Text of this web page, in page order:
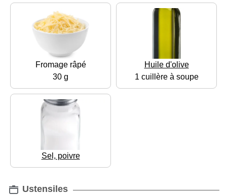
Fromage râpé
30 g
Huile d'olive
1 cuillère à soupe
Sel, poivre
Ustensiles